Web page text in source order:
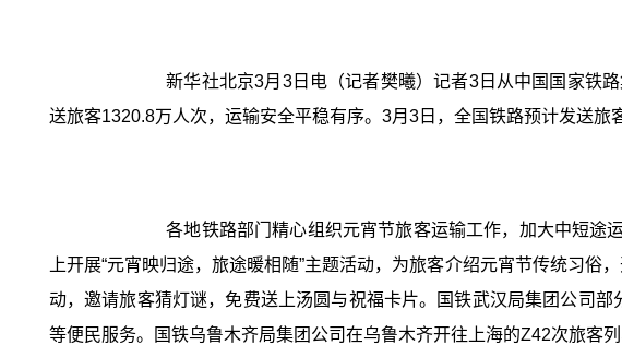
新华社北京3月3日电（记者樊曦）记者3日从中国国家铁
送旅客1320.8万人次，运输安全平稳有序。3月3日，全国铁路预计发送旅
各地铁路部门精心组织元宵节旅客运输工作，加大中短途
上开展“元宵映归途，旅途暖相随”主题活动，为旅客介绍元宵节传统习
动，邀请旅客猜灯谜，免费送上汤圆与祝福卡片。国铁武汉局集团公司
等便民服务。国铁乌鲁木齐局集团公司在乌鲁木齐开往上海的Z42次旅客